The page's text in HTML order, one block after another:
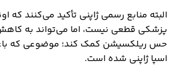
البته منابع رسمی ژاپنی تأکید می‌کنند که
پزشکی قطعی نیست، اما می‌تواند به
حس ریلکسیشن کمک کند؛ موضوعی که
اسپا ژاپنی شده است.